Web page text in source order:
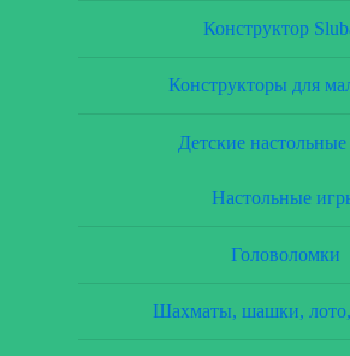
Конструктор
Конструкторы для
Детские
Настольные
Головоломки
Шахматы, шашки,